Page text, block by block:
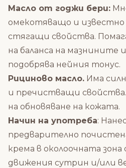
Масло от годжи бери:
омекотяващо и известно
стягащи свойства.
на баланса на мазнините
подобрява нейния тонус.
Рициново масло. Има
и пречистващи
на обновяване на кожата.
Начин на употреба:
предварително
крема в околоочната
движения сутрин и/или